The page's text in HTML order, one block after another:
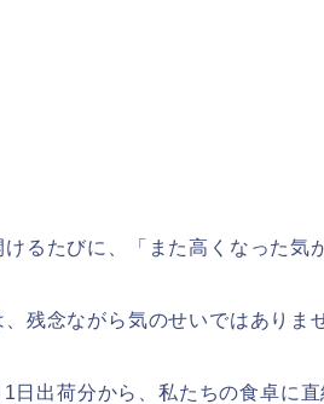
るたびに、「また高くなった気
残念ながら気のせいではありま
日出荷分から、私たちの食卓に